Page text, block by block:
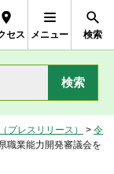
セス メニュー 検索
プレスリリース） > 令
職業能力開発審議会を